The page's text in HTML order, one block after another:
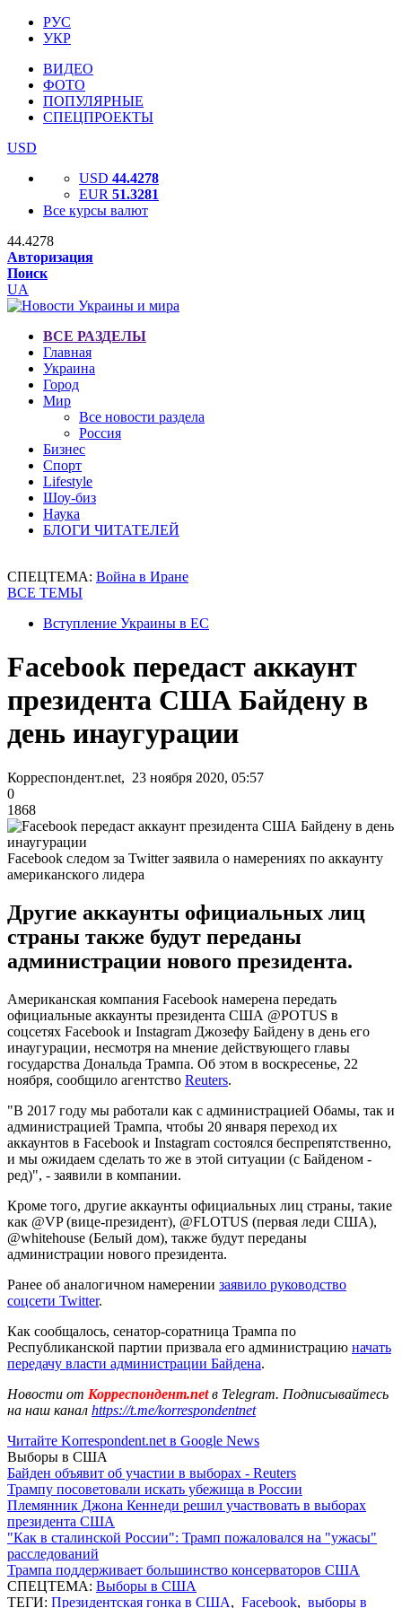
РУС
УКР
ВИДЕО
ФОТО
ПОПУЛЯРНЫЕ
СПЕЦПРОЕКТЫ
USD
USD 44.4278
EUR 51.3281
Все курсы валют
44.4278
Авторизация
Поиск
UA
ВСЕ РАЗДЕЛЫ
Главная
Украина
Город
Мир
Все новости раздела
Россия
Бизнес
Спорт
Lifestyle
Шоу-биз
Наука
БЛОГИ ЧИТАТЕЛЕЙ
СПЕЦТЕМА: Война в Иране
ВСЕ ТЕМЫ
Вступление Украины в ЕС
Facebook передаст аккаунт
президента США Байдену в
день инаугурации
Корреспондент.net, 23 ноября 2020, 05:57
0
1868
Facebook следом за Twitter заявила о намерениях по аккаунту
американского лидера
Другие аккаунты официальных лиц
страны также будут переданы
администрации нового президента.
Американская компания Facebook намерена передать
официальные аккаунты президента США @POTUS в
соцсетях Facebook и Instagram Джозефу Байдену в день его
инаугурации, несмотря на мнение действующего главы
государства Дональда Трампа. Об этом в воскресенье, 22
ноября, сообщило агентство Reuters.
"В 2017 году мы работали как с администрацией Обамы, так и
администрацией Трампа, чтобы 20 января переход их
аккаунтов в Facebook и Instagram состоялся беспрепятственно,
и мы ожидаем сделать то же в этой ситуации (с Байденом -
ред)", - заявили в компании.
Кроме того, другие аккаунты официальных лиц страны, такие
как @VP (вице-президент), @FLOTUS (первая леди США),
@whitehouse (Белый дом), также будут переданы
администрации нового президента.
Ранее об аналогичном намерении заявило руководство
соцсети Twitter.
Как сообщалось, сенатор-соратница Трампа по
Республиканской партии призвала его администрацию начать
передачу власти администрации Байдена.
Новости от Корреспондент.netв Telegram. Подписывайтесь
на наш канал https://t.me/korrespondentnet
Читайте Korrespondent.net в Google News
Выборы в США
Байден объявит об участии в выборах - Reuters
Трампу посоветовали искать убежища в России
Племянник Джона Кеннеди решил участвовать в выборах
президента США
"Как в сталинской России": Трамп пожаловался на "ужасы"
расследований
Трампа поддерживает большинство консерваторов США
СПЕЦТЕМА: Выборы в США
ТЕГИ: Президентская гонка в США, Facebook, выборы в